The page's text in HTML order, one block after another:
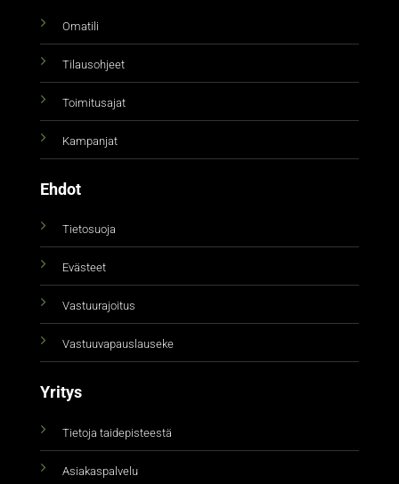
Omatili
Tilausohjeet
Toimitusajat
Kampanjat
Ehdot
Tietosuoja
Evästeet
Vastuurajoitus
Vastuuvapauslauseke
Yritys
Tietoja taidepisteestä
Asiakaspalvelu